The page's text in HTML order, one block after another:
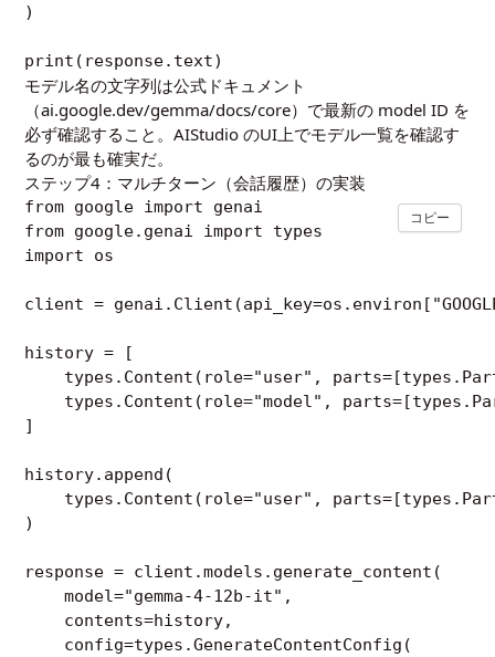
)
モデル名の文字列は公式ドキュメント
（ai.google.dev/gemma/docs/core）で最新の model ID を
必ず確認すること。AIStudio のUI上でモデル一覧を確認す
るのが最も確実だ。
ステップ4：マルチターン（会話履歴）の実装
from google import genai
from google.genai import types
import os
client =
history = [
types.Content(role="user",
types.Content(role="model",
]
history.append(
types.Content(role="user",
)
response = client.models.generate_content(
    model="gemma-4-12b-it",
    contents=history,
    config=types.GenerateContentConfig(
コピー